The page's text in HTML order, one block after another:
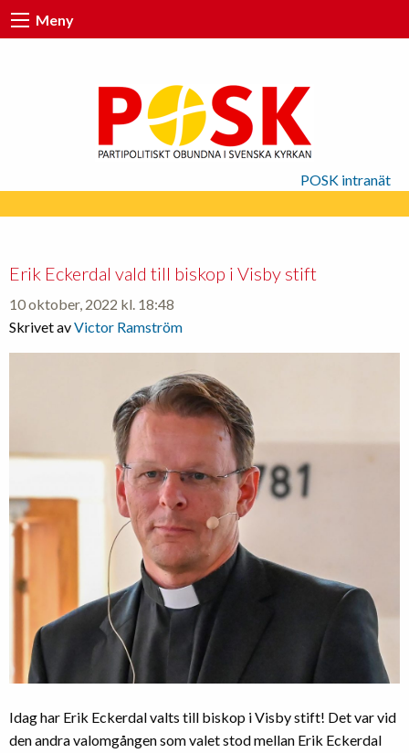
Meny
POSK intranät
Erik Eckerdal vald till biskop i Visby stift
10 oktober, 2022 kl. 18:48
Skrivet avVictor Ramström
Idag har Erik Eckerdal valts till biskop i Visby stift! Det var vid
den andra valomgången som valet stod mellan Erik Eckerdal